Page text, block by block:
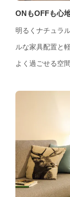
ONもOFFも心
明るくナチュラ
ルな家具配置と
よく過ごせる空